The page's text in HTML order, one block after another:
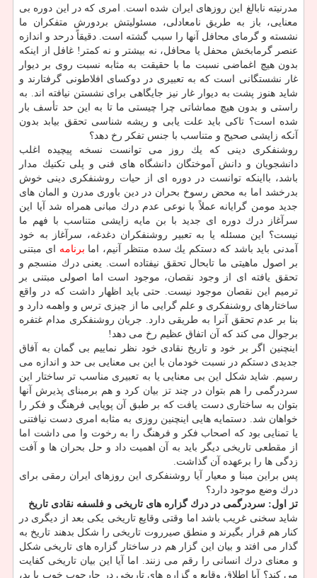
مدرنیته نابالغ این روزهای ایران شده است. امری كه در این دوره بی
معنایی، باز به طریق نامعادلی، مسئولیتش بردورش متفكران ما
نشسته و گرمای محافل آنها را سبب گشته است. دقیقاً درحد و اندازه
عنصر گرمابخش محفل یا محافل، نه بیشتر و نه كمتر! غافل از اینكه
بدون هیچ اغماضی نسبت ما با حقیقت به مثابه نسبت روی بر دیوار
غار نشستگانی است كه به تعبیری در دوكسای افلاطونی گرفتارند و
شاید هنوز پشت به دیوار غار نیز جایگاهی برای نشستن نیافته اند. به
راستی و بدون هیچ مماشاتی چرا چیستی ما تا به این حد تأسف بار
شده است؟ تاكی باید علت یابی و ریشه شناسی تحقق بیابد بدون
آنكه زایشی صحیح و متناسب با جنس تفكر رخ دهد؟
روشنفكری دینی كه یك روز می توانست نسخه پیچیده اغلب
دانشجویان و دانش آموختگان دانشگاه های فنی و پلی تكنیك مدار
باشد، بااینكه توانست در دوره ای از حیات روشنفكری دینی خوش
بدرخشد اما به محض رسوخ بحران در دین باوری مدرن و المان های
جدید مومن گرایانه عملاً با نوعی عدم درك مبانی همراه شد آیا این
سرآغاز درك دوره ای جدید با بن مایه زایشی متناسب با فهم ما
نیست؟ این مسئله یا به تعبیر روشنفكران دغدغه، سرآغاز به خود
آمدنی باید باشد كه دستكم یك سده منتظر آنیم، اما برنامه ای مبتنی
بر اصول ماهیتی ما تابحال تحقق نیفتاده است. یعنی درك منسجم و
تحقق یافته ای از وجود نقصان، موجود است اما اصولی مبتنی بر
ترمیم این نقصان موجود نیست. حتی باید اظهار داشت كه در واقع
ساختارهای روشنفكری و علم گرایی ما از چیزی ترس و واهمه دارد و
بنا بر عدم تحقق آنرا به طریقی دارد. جریان روشنفكری مدام غتفره
برجوال می كند كه آن اتفاق عظیم رخ می دهد!
اینچنین اگر بر خود و تاریخ نقادی خود نظر نماییم بی گمان به آفاق
جدیدی دستكم در نسبت خودمان با این بی معنایی بی حد و اندازه می
رسیم. شاید شكل این بی معنایی یا به تعبیری مناسب تر ساختار این
سردرگمی را هم بتوان در چند تز بیان كرد و هم برمبنای پذیرش آنها
بتوان به ساختاری دست یافت كه بر طبق آن پویایی فرهنگ و فكر را
خواهان شد. دستمایه هایی اینچنین روزی به مثابه امری دست نیافتنی
یا تمنایی بود كه اصحاب فكر و فرهنگ را به رخوت وا می داشت اما
از مقطعی تاریخی دیگر باید به آن اهمیت داد و حل بحران ها و آفت
زدگی ها را برعهده آن گذاشت.
پس براین مبنا و معیار آیا روشنفكری این روزهای ایران رمقی برای
درك وضع موجود دارد؟
تز اول: سردرگمی در درك گزاره های تاریخی و فلسفه نقادی تاریخ
شاید سخنی غریب باشد اما وقتی وقایع تاریخی یكی بعد از دیگری در
كنار هم قرار بگیرند و منطق صیرروت تاریخی را شكل بدهند تاریخ به
گذار می افتد و بیان این گزار هم در ساختار گزاره های تاریخی شكل
و معنای درك انسانی را رقم می زنند. اما آیا این بیان تاریخی كفایت
می كند؟ آیا اطلاق وقایع و گزاره های تاریخی در چارچوب خوب یا بد،